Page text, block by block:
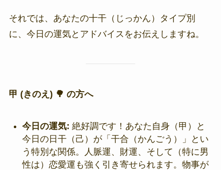
それでは、あなたの十干（じっかん）タイプ別
に、今日の運気とアドバイスをお伝えしますね。
甲 (きのえ) 🌳 の方へ
今日の運気: 絶好調です！あなた自身（甲）と
今日の日干（己）が「干合（かんごう）」とい
う特別な関係。人脈運、財運、そして（特に男
性は）恋愛運も強く引き寄せられます。物事が